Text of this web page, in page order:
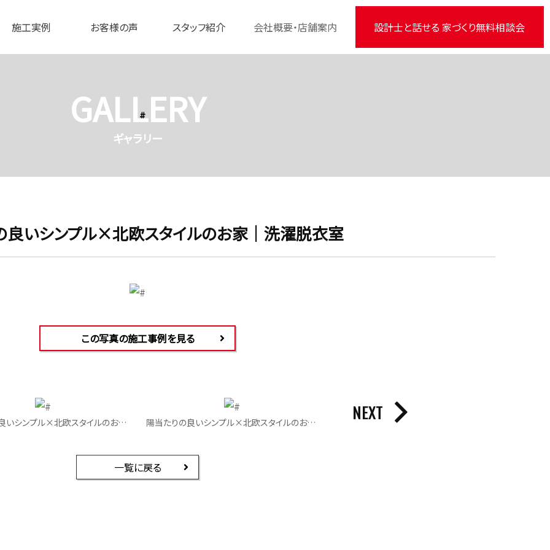
施工実例 お客様の声 スタッフ紹介 会社概要・店舗案内 設計士と話せる 家づくり無料相談会
GALLERY
ギャラリー
良いシンプル×北欧スタイルのお家｜洗濯脱衣室
この写真の施工事例を見る
陽当たりの良いシンプル×北欧スタイルのお家｜リビング 陽当たりの良いシンプル×北欧スタイルのお家｜リビング NEXT
一覧に戻る